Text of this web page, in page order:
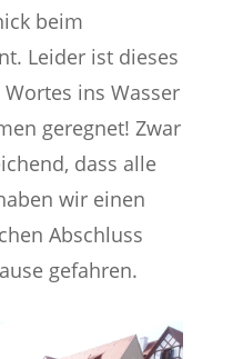
beim
Leider ist dieses
ins Wasser
geregnet! Zwar
dass alle
wir einen
Abschluss
gefahren.